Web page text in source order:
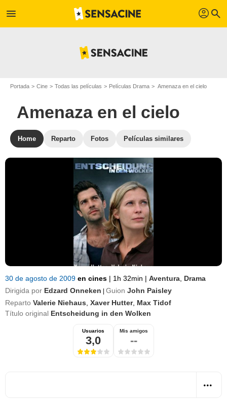
menu profil search
Portada Cine Todas las películas Películas Drama Amenaza en el cielo
Amenaza en el cielo
Home Reparto Fotos Películas similares
30 de agosto de 2009 en cines | 1h 32min | Aventura Drama
Dirigida por Edzard Onneken Guion John Paisley
Reparto Valerie Niehaus Xaver Hutter, Max Tidof
Título original Entscheidung in den Wolken
Usuarios
3,0
Mis amigos
--